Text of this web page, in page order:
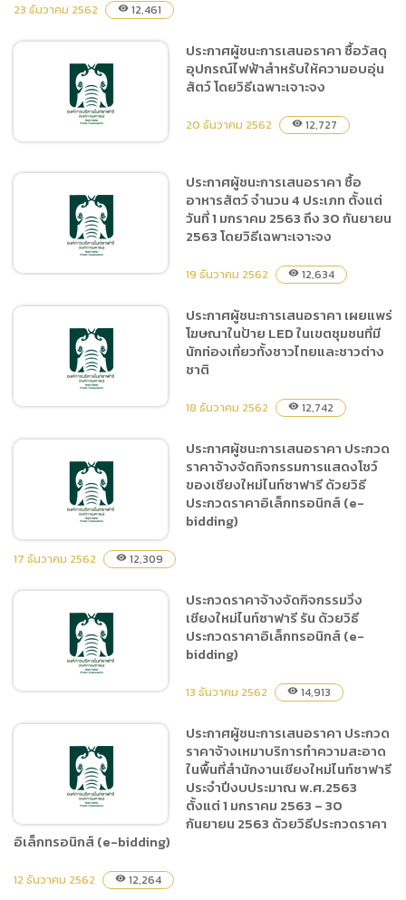
(e-bidding)
จ้างจัดกิจกรรมตลาดนัด
ภูมิปัญญาท้องถิ่นที่เป็นมิตร
กับสิ่งแวดล้อม การนัด ECO
Chiang Mai Night Safari
23 ธันวาคม 2562 visibility 12,461
ประกาศผู้ชนะการเสนอราคา
ซื้อวัสดุอุปกรณ์ไฟฟ้าสำหรับให้
ความอบอุ่นสัตว์ โดยวิธีเฉพาะ
เจาะจง
ประกาศผู้ชนะการเสนอราคา ซื้อวัสดุ
อุปกรณ์ไฟฟ้าสำหรับให้ความอบอุ่น
สัตว์ โดยวิธีเฉพาะเจาะจง
20 ธันวาคม 2562 visibility 12,727
ประกาศผู้ชนะการเสนอราคา
ซื้ออาหารสัตว์ จำนวน 4
ประเภท ตั้งแต่วันที่ 1 มกราคม
2563 ถึง 30 กันยายน 2563
ประกาศผู้ชนะการเสนอราคา ซื้อ
อาหารสัตว์ จำนวน 4 ประเภท ตั้งแต่
วันที่ 1 มกราคม 2563 ถึง 30 กันยายน
2563 โดยวิธีเฉพาะเจาะจง
19 ธันวาคม 2562 visibility 12,634
ประกาศผู้ชนะการเสนอราคา
เผยแพร่โฆษณาในป้าย LED ใน
เขตชุมชนที่มีนักท่องเที่ยวทั้ง
ชาวไทยและชาวต่างชาติ
ประกาศผู้ชนะการเสนอราคา เผยแพร่
โฆษณาในป้าย LED ในเขตชุมชนที่มี
นักท่องเที่ยวทั้งชาวไทยและชาวต่าง
ชาติ
18 ธันวาคม 2562 visibility 12,742
ประกวดราคาจ้างจัดกิจกรรม
การแสดงโชว์ของเชียงใหม่
ไนท์ซาฟารี ด้วยวิธีประกวด
ราคาอิเล็กทรอนิกส์ (e-
ประกาศผู้ชนะการเสนอราคา ประกวด
ราคาจ้างจัดกิจกรรมการแสดงโชว์
ของเชียงใหม่ไนท์ซาฟารี ด้วยวิธี
ประกวดราคาอิเล็กทรอนิกส์ (e-
bidding)
17 ธันวาคม 2562 visibility 12,309
ประกวดราคาจ้างจัดกิจกรรม
วิ่ง เชียงใหม่ไนท์ซาฟารี รัน
ด้วยวิธีประกวดราคา
อิเล็กทรอนิกส์ (e-bidding)
ประกวดราคาจ้างจัดกิจกรรมวิ่ง
เชียงใหม่ไนท์ซาฟารี รัน ด้วยวิธี
ประกวดราคาอิเล็กทรอนิกส์ (e-
bidding)
13 ธันวาคม 2562 visibility 14,913
ประกาศผู้ชนะการเสนอราคา
ประกาศผู้ชนะการเสนอราคา ประกวด
ราคาจ้างเหมาบริการทำความสะอาด
ในพื้นที่สำนักงานเชียงใหม่ไนท์ซาฟารี
ประจำปีงบประมาณ พ.ศ.2563
ตั้งแต่ 1 มกราคม 2563 – 30
กันยายน 2563 ด้วยวิธีประกวดราคา
อิเล็กทรอนิกส์ (e-bidding)
12 ธันวาคม 2562 visibility 12,264